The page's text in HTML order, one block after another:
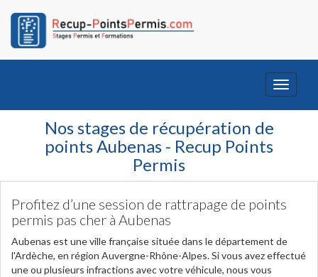
Toggle
Nos stages de récupération de
points Aubenas - Recup Points
Permis
Profitez d’une session de rattrapage de points
permis pas cher à Aubenas
Aubenas est une ville française située dans le département de
l'Ardèche, en région Auvergne-Rhône-Alpes. Si vous avez effectué
une ou plusieurs infractions avec votre véhicule, nous vous